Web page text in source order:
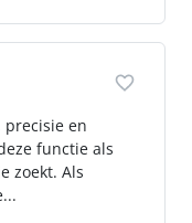
precisie en
functie als
zoekt. Als